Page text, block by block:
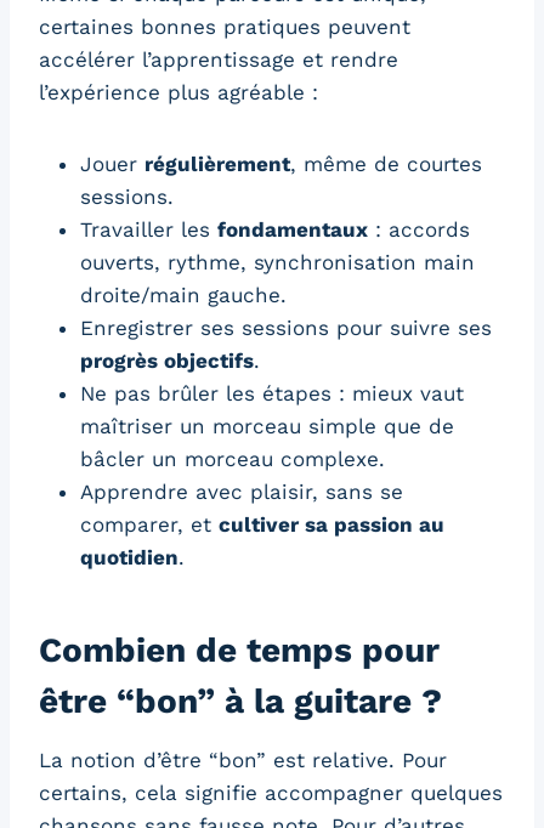
certaines bonnes pratiques peuvent
accélérer l’apprentissage et rendre
l’expérience plus agréable :
Jouer régulièrement, même de courtes
sessions.
Travailler les fondamentaux : accords
ouverts, rythme, synchronisation main
droite/main gauche.
Enregistrer ses sessions pour suivre ses
progrès objectifs.
Ne pas brûler les étapes : mieux vaut
maîtriser un morceau simple que de
bâcler un morceau complexe.
Apprendre avec plaisir, sans se
comparer, et cultiver sa passion au
quotidien.
Combien de temps pour
être “bon” à la guitare ?
La notion d’être “bon” est relative. Pour
certains, cela signifie accompagner quelques